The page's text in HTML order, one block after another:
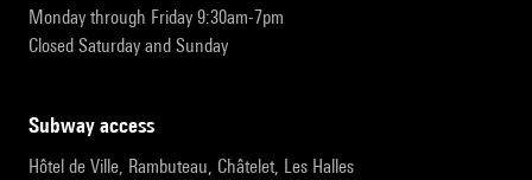
Monday through Friday 9:30am-7pm
Closed Saturday and Sunday
subway access
Hôtel de Ville, Rambuteau, Châtelet, Les Halles